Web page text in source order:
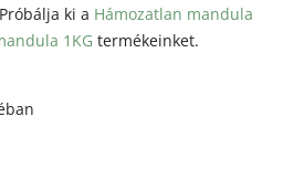
Próbálja ki a Hámozatlan mandula
1KG termékeinket.